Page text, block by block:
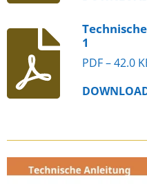
1
PDF – 42.0